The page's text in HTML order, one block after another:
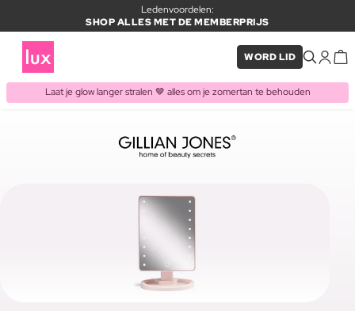
Ledenvoordelen:
SHOP ALLES MET DE MEMBERPRIJS
WORD LID
Laat je glow langer stralen 🤎 alles om je zomertan te behouden